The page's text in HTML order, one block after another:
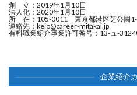
創 立：2019年1月10日
法人化：2020年1月10日
所 在：105-0011 東京都港区芝公園1-
連絡先： keio@career-mitakai.jp
有料職業紹介事業許可番号：13-ュ-
企業紹介